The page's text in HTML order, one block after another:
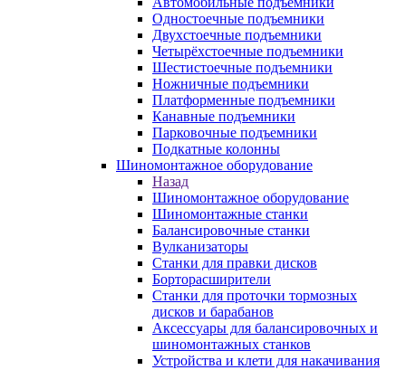
Одностоечные подъемники
Двухстоечные подъемники
Четырёхстоечные подъемники
Шестистоечные подъемники
Ножничные подъемники
Платформенные подъемники
Канавные подъемники
Парковочные подъемники
Подкатные колонны
Шиномонтажное оборудование
Назад
Шиномонтажное оборудование
Шиномонтажные станки
Балансировочные станки
Вулканизаторы
Станки для правки дисков
Борторасширители
Станки для проточки тормозных
дисков и барабанов
Аксессуары для балансировочных и
шиномонтажных станков
Устройства и клети для накачивания